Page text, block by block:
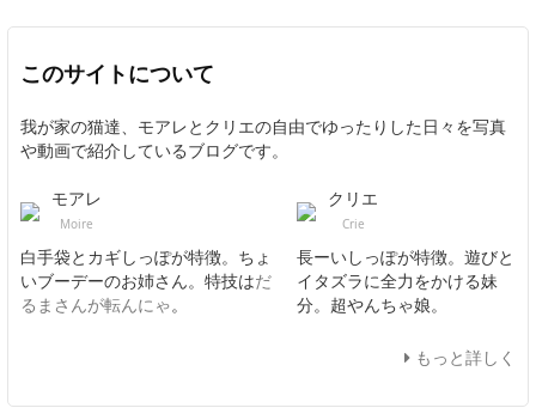
このサイトについて
我が家の猫達、モアレとクリエの自由でゆったりした日々を写真
や動画で紹介しているブログです。
モアレ
Moire
白手袋とカギしっぽが特徴。ちょ
いブーデーのお姉さん。特技はだ
るまさんが転んにゃ。
クリエ
Crie
長ーいしっぽが特徴。遊びと
イタズラに全力をかける妹
分。超やんちゃ娘。
もっと詳しく